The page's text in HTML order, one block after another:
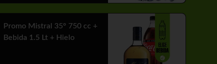
Promo Mistral 35° 750 cc +
Bebida 1.5 Lt + Hielo